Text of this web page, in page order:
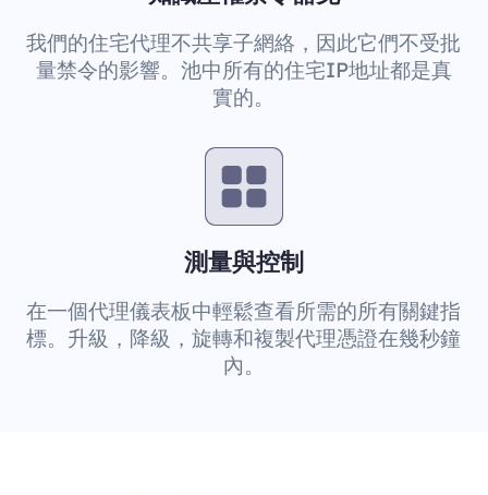
我們的住宅代理不共享子網絡，因此它們不受批
量禁令的影響。池中所有的住宅IP地址都是真
實的。
測量與控制
在一個代理儀表板中輕鬆查看所需的所有關鍵指
標。升級，降級，旋轉和複製代理憑證在幾秒鐘
內。